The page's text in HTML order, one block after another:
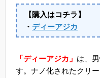
【購入はコチラ】
・ ディーアジカ
「ディーアジカ」 は、
す。ナノ化されたクリ